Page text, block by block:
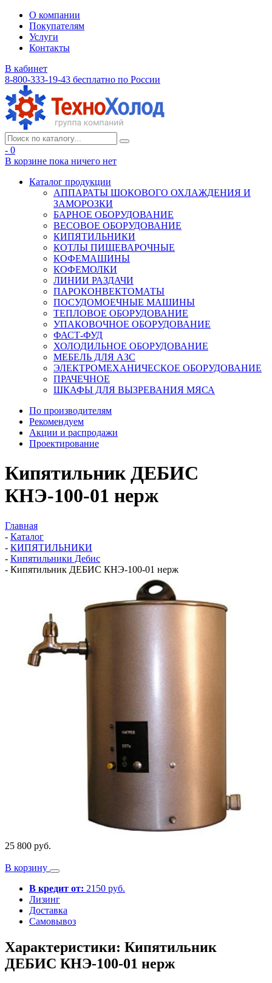
О компании
Покупателям
Услуги
Контакты
В кабинет
8-800-333-19-43 бесплатно по России
- 0
В корзине пока ничего нет
Каталог продукции
АППАРАТЫ ШОКОВОГО ОХЛАЖДЕНИЯ И
ЗАМОРОЗКИ
БАРНОЕ ОБОРУДОВАНИЕ
ВЕСОВОЕ ОБОРУДОВАНИЕ
КИПЯТИЛЬНИКИ
КОТЛЫ ПИЩЕВАРОЧНЫЕ
КОФЕМАШИНЫ
КОФЕМОЛКИ
ЛИНИИ РАЗДАЧИ
ПАРОКОНВЕКТОМАТЫ
ПОСУДОМОЕЧНЫЕ МАШИНЫ
ТЕПЛОВОЕ ОБОРУДОВАНИЕ
УПАКОВОЧНОЕ ОБОРУДОВАНИЕ
ФАСТ-ФУД
ХОЛОДИЛЬНОЕ ОБОРУДОВАНИЕ
МЕБЕЛЬ ДЛЯ АЗС
ЭЛЕКТРОМЕХАНИЧЕСКОЕ ОБОРУДОВАНИЕ
ПРАЧЕЧНОЕ
ШКАФЫ ДЛЯ ВЫЗРЕВАНИЯ МЯСА
По производителям
Рекомендуем
Акции и распродажи
Проектирование
Кипятильник ДЕБИС
КНЭ-100-01 нерж
Главная
- Каталог
- КИПЯТИЛЬНИКИ
- Кипятильники Дебис
- Кипятильник ДЕБИС КНЭ-100-01 нерж
25 800 руб.
В корзину
В кредит от: 2150 руб.
Лизинг
Доставка
Самовывоз
Характеристики: Кипятильник
ДЕБИС КНЭ-100-01 нерж